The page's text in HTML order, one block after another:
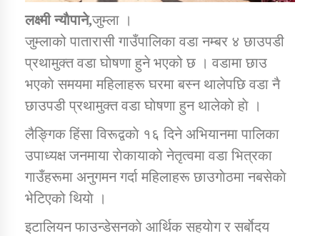
सामाजिक बिकास कार्यालय जुम्लाकाे सुचना
लक्ष्मी न्याैपाने,जुम्ला ।
जुम्लाको पातारासी गाउँपालिका वडा नम्बर ४ छाउपडी
प्रथामुक्त वडा घाेषणा हुने भएको छ । वडामा छाउ
भएकाे समयमा महिलाहरू घरमा बस्न थालेपछि वडा नै
छाउपडी प्रथामुक्त वडा घाेषणा हुन थालेकाे हाे ।
लैङ्गिक हिंसा विरूद्वकाे १६ दिने अभियानमा पालिका
उपाध्यक्ष जनमाया राेकायाकाे नेतृत्वमा वडा भित्रका
गाउँहरूमा अनुगमन गर्दा महिलाहरू छाउगाेठमा नबसेकाे
भेटिएको थियाे ।
इटालियन फाउन्डेसनकाे आर्थिक सहयाेग र सर्बाेदय